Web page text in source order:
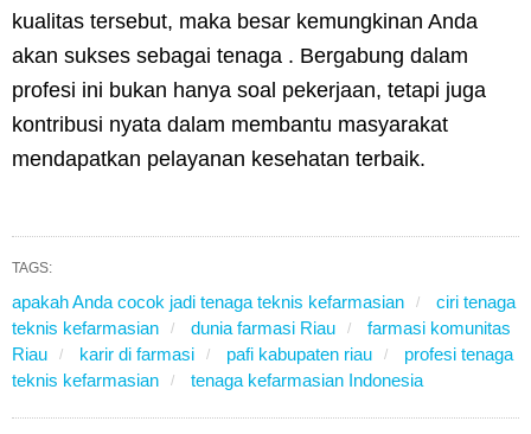
kualitas tersebut, maka besar kemungkinan Anda
akan sukses sebagai tenaga . Bergabung dalam
profesi ini bukan hanya soal pekerjaan, tetapi juga
kontribusi nyata dalam membantu masyarakat
mendapatkan pelayanan kesehatan terbaik.
TAGS:
apakah Anda cocok jadi tenaga teknis kefarmasian
ciri tenaga
teknis kefarmasian
dunia farmasi Riau
farmasi komunitas
Riau
karir di farmasi pafi kabupaten riau
profesi tenaga
teknis kefarmasian
tenaga kefarmasian Indonesia